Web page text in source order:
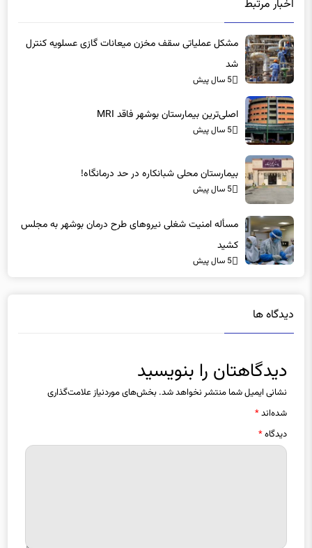
مشکل عملیاتی سقف مخزن میعانات گازی عسلویه کنترل
شد
5 سال پیش
کشید
5 سال پیش
نشانی ایمیل شما منتشر نخواهد شد.بخش‌های موردنیاز علامت‌گذاری
شده‌اند*
دیدگاه*